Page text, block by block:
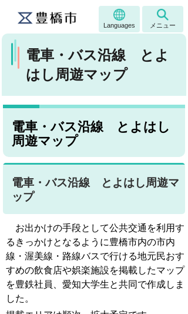
Languages メニュー
電車・バス沿線 とよ
はし周遊マップ
電車・バス沿線 とよはし
周遊マップ
電車・バス沿線 とよはし周遊マ
ップ
お出かけの手段として公共交通を利用す
るきっかけとなるように豊橋市内の市内
線・渥美線・路線バスで行ける地元民おす
すめの飲食店や娯楽施設を掲載したマップ
を豊鉄社員、愛知大学生と共同で作成しま
した。